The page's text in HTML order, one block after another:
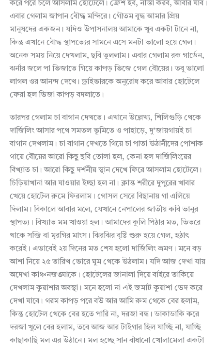
করে পরে চলে আসলাম হোটেলে। ফ্রেশ হব, নাস্তা করব, আবার যাব।
এবার গেলাম জাপান বৌদ্ধ মন্দিরে। গৌতম বুদ্ধ আমার প্রিয়
মানুষদের একজন। যদিও উপাসনালয় আমাকে খুব একটা টানে না,
কিন্তু এখানে বৌদ্ধ স্থাপত্যের সামনে এসে মনটা ভালো হয়ে গেল।
অনেক সময় নিয়ে দেখলাম, ছবি তুললাম। এবার গেলাম রক গার্ডেন,
ঝর্নার জলে পা ভিজাতে গিয়ে কাপড় ভিজে গেল বৌয়ের। তবু ভালো
লাগল ওর আনন্দ দেখে। ড্রাইভারকে অনুরোধ করে আবার হোটেলে
ফেরা হল ভিজা কাপড় বদলাতে।
তারপর গেলাম চা বাগান দেখতে। এখানে উল্লেখ্য, শিলিগুড়ি থেকে
দার্জিলিং আসার পথে সমতল ভূমিতে ও পাহাড়ে, দু’জায়গায়ই চা
বাগান দেখলাম। চা বাগান দেখতে গিয়ে চা পাতা উঠানীদের পোশাক
গায়ে বৌয়ের আরো কিছু ছবি তোলা হল, কেনা হল দার্জিলিংয়ের
বিখ্যাত চা। আরো কিছু দর্শনীয় স্থান দেখে ফিরে আসলাম হোটেলে।
চিড়িয়াখানা আর যাওয়ার ইচ্ছা হল না। ক্লান্ত শরীরে দুপুরের খাবার
খেয়ে হোটেল রুমে ফিরলাম। গোসল সেরে বিছানায় গা এলিয়ে
দিলাম। বিকালে আবার মলে, যেখানে নেপালের জাতীয় কবি ভানুর
স্থাপত্য। বিখ্যাত মম খাওয়া হল। আমাদের কুলি পিঠার মত, ভিতরে
থাকে সব্জি বা মুরগির মাংস। ঝিরঝির বৃষ্টি শুরু হয়ে গেল, হঠাৎ
করেই। এভাবেই ২য় দিনের মত শেষ হলো দার্জিলিং ভ্রমণ। মনে বড়
আশা নিয়ে ২৫ তারিখ ভোরে ঘুম থেকে উঠলাম। যদি আজ দেখা যায়
অদেখা কাঞ্চনজঙ্ঘাকে। হোটেলের জানালা দিয়ে বাইরে তাকিয়ে
দেখলাম কুয়াশার অবস্থা। মনে হলো না এই জমাট কুয়াশা ভেদ করে
দেখা যাবে। গরম কাপড় পরে বউ আর আমি রুম থেকে বের হলাম,
কিন্তু হোটেল থেকে বের হতে পারি না, দরজা বন্ধ। ডাকাডাকি করে
দরজা খুলে বের হলাম, তবে আজ আর টাইগার হিল যাচ্ছি না, যাচ্ছি
কাছাকাছি মল এর উঠানে। মল হচ্ছে সান বাঁধানো খোলামেলা একটা